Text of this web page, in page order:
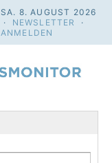
SA. 8. AUGUST 2026
· NEWSLETTER
·
ANMELDEN